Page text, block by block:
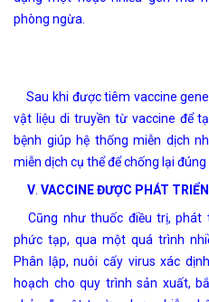
phòng ngừa.
Sau khi được tiêm vaccine
vật liệu di truyền từ vaccine để
bệnh giúp hệ thống miễn dịch
miễn dịch cụ thể để chống lại
V VACCINE ĐƯỢC PHÁT
Cũng như thuốc điều trị, phát
phức tạp, qua một quá trình
Phân lập, nuôi cấy virus xác
hoạch cho quy trình sản xuất,